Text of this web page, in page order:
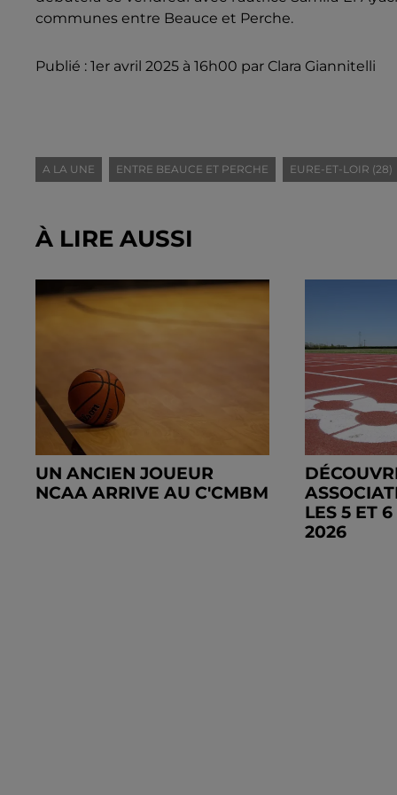
communes entre Beauce et Perche.
Publié : 1er avril 2025 à 16h00 par Clara Giannitelli
A LA UNE ENTRE BEAUCE ET PERCHE EURE-ET-LOIR (28)
À LIRE AUSSI
UN ANCIEN JOUEUR
NCAA ARRIVE AU C'CMBM
LES 5 ET
2026